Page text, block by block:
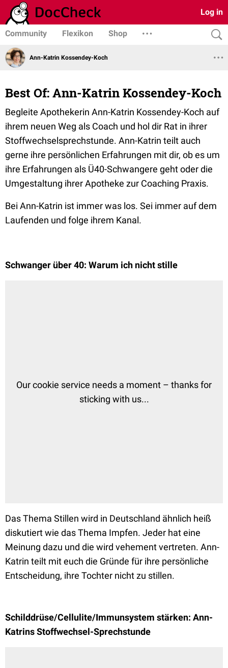
Log in
Community Flexikon Shop
Ann-Katrin Kossendey-Koch
Best Of: Ann-Katrin Kossendey-Koch
Begleite Apothekerin Ann-Katrin Kossendey-Koch auf
ihrem neuen Weg als Coach und hol dir Rat in ihrer
Stoffwechselsprechstunde. Ann-Katrin teilt auch
gerne ihre persönlichen Erfahrungen mit dir, ob es um
ihre Erfahrungen als Ü40-Schwangere geht oder die
Umgestaltung ihrer Apotheke zur Coaching Praxis.
Bei Ann-Katrin ist immer was los. Sei immer auf dem
Laufenden und folge ihrem Kanal.
Schwanger über 40: Warum ich nicht stille
Das Thema Stillen wird in Deutschland ähnlich heiß
diskutiert wie das Thema Impfen. Jeder hat eine
Meinung dazu und die wird vehement vertreten. Ann-
Katrin teilt mit euch die Gründe für ihre persönliche
Entscheidung, ihre Tochter nicht zu stillen.
Schilddrüse/Cellulite/Immunsystem stärken: Ann-
Katrins Stoffwechsel-Sprechstunde